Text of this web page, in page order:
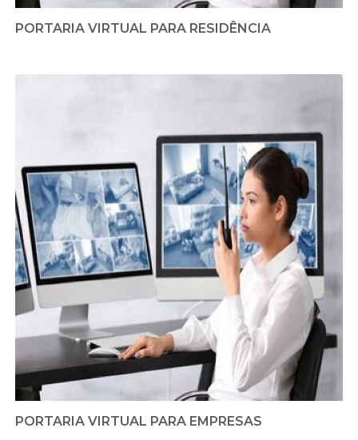
PORTARIA VIRTUAL PARA RESIDÊNCIA
PORTARIA VIRTUAL PARA EMPRESAS